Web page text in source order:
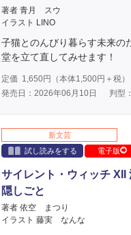
著者 青月 スウ
イラスト LINO
子猫とのんびり暮らす未来の
堂を立て直してみせます！
定価 1,650円（本体1,500円＋税）
発売日：2026年06月10日
判型
新文芸
試し読みをする
電子版
サイレント・ウィッチ XII
隠しごと
著者 依空 まつり
イラスト 藤実 なんな